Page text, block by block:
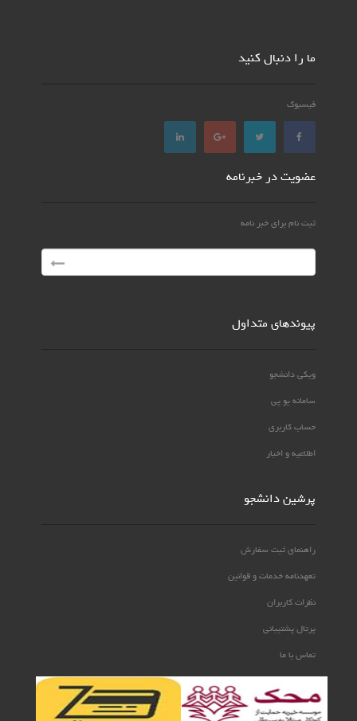
ما را دنبال کنید
فیسبوک
عضویت در خبرنامه
ثبت نام برای خبر نامه
پیوندهای متداول
ویکی دانشجو
سامانه یو پی
حساب کاربری
اطلاعیه و اخبار
پرشین دانشجو
راهنمای ثبت سفارش
تعهدنامه خدمات و قوانین
نظرات کاربران
پرتال پشتیبانی
تماس با ما